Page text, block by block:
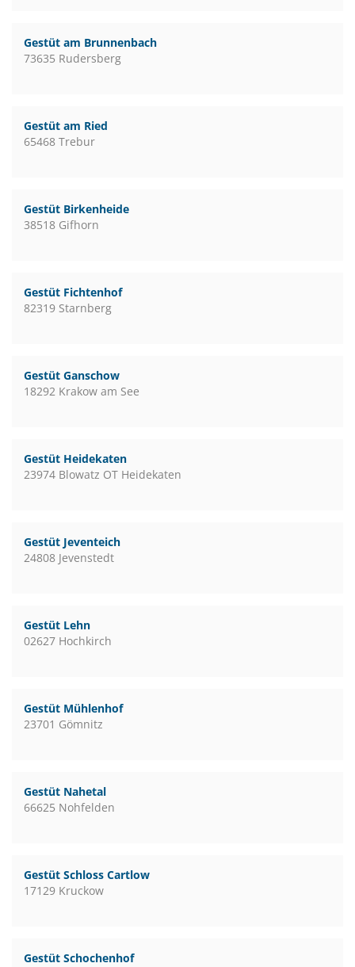
Gestüt am Brunnenbach
73635 Rudersberg
Gestüt am Ried
65468 Trebur
Gestüt Birkenheide
38518 Gifhorn
Gestüt Fichtenhof
82319 Starnberg
Gestüt Ganschow
18292 Krakow am See
Gestüt Heidekaten
23974 Blowatz OT Heidekaten
Gestüt Jeventeich
24808 Jevenstedt
Gestüt Lehn
02627 Hochkirch
Gestüt Mühlenhof
23701 Gömnitz
Gestüt Nahetal
66625 Nohfelden
Gestüt Schloss Cartlow
17129 Kruckow
Gestüt Schochenhof